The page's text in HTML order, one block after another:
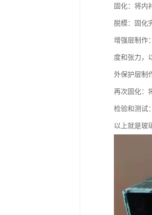
固化：将内
脱模：固化
增强层制作
度和张力，
外保护层制
再次固化：
检验和测试
以上就是玻